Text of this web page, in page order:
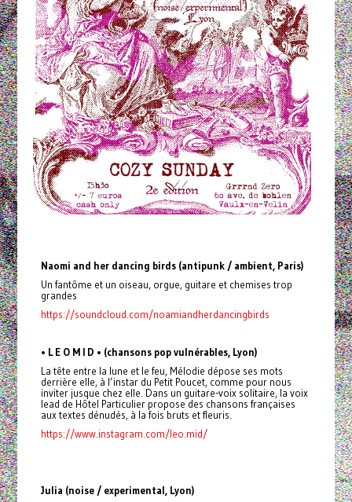
Naomi and her dancing birds (antipunk / ambient, Paris)
Un fantôme et un oiseau, orgue, guitare et chemises trop
grandes
https://soundcloud.com/noamiandherdancingbirds
• L E O M I D • (chansons pop vulnérables, Lyon)
La tête entre la lune et le feu, Mélodie dépose ses mots
derrière elle, à l’instar du Petit Poucet, comme pour nous
inviter jusque chez elle. Dans un guitare-voix solitaire, la voix
lead de Hôtel Particulier propose des chansons françaises
aux textes dénudés, à la fois bruts et fleuris.
https://www.instagram.com/leo.mid/
Julia (noise / experimental, Lyon)